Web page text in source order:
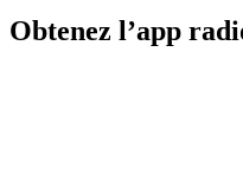
Obtenez l’app